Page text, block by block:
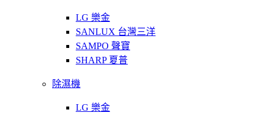
LG 樂金
SANLUX 台灣三洋
SAMPO 聲寶
SHARP 夏普
除濕機
LG 樂金